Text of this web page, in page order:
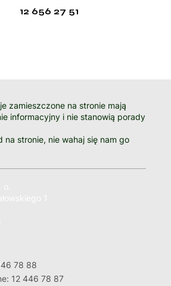
12 656 27 51
zamieszczone na stronie mają
informacyjny i nie stanowią porady
na stronie, nie wahaj się nam go
78 88
12 446 78 87